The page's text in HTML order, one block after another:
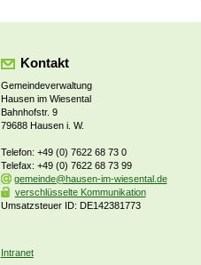
Kontakt
Gemeindeverwaltung
Hausen im Wiesental
Bahnhofstr. 9
79688 Hausen i. W.
Telefon: +49 (0) 7622 68 73 0
Telefax: +49 (0) 7622 68 73 99
gemeinde@hausen-im-wiesental.de
verschlüsselte Kommunikation
Umsatzsteuer ID: DE142381773
Intranet